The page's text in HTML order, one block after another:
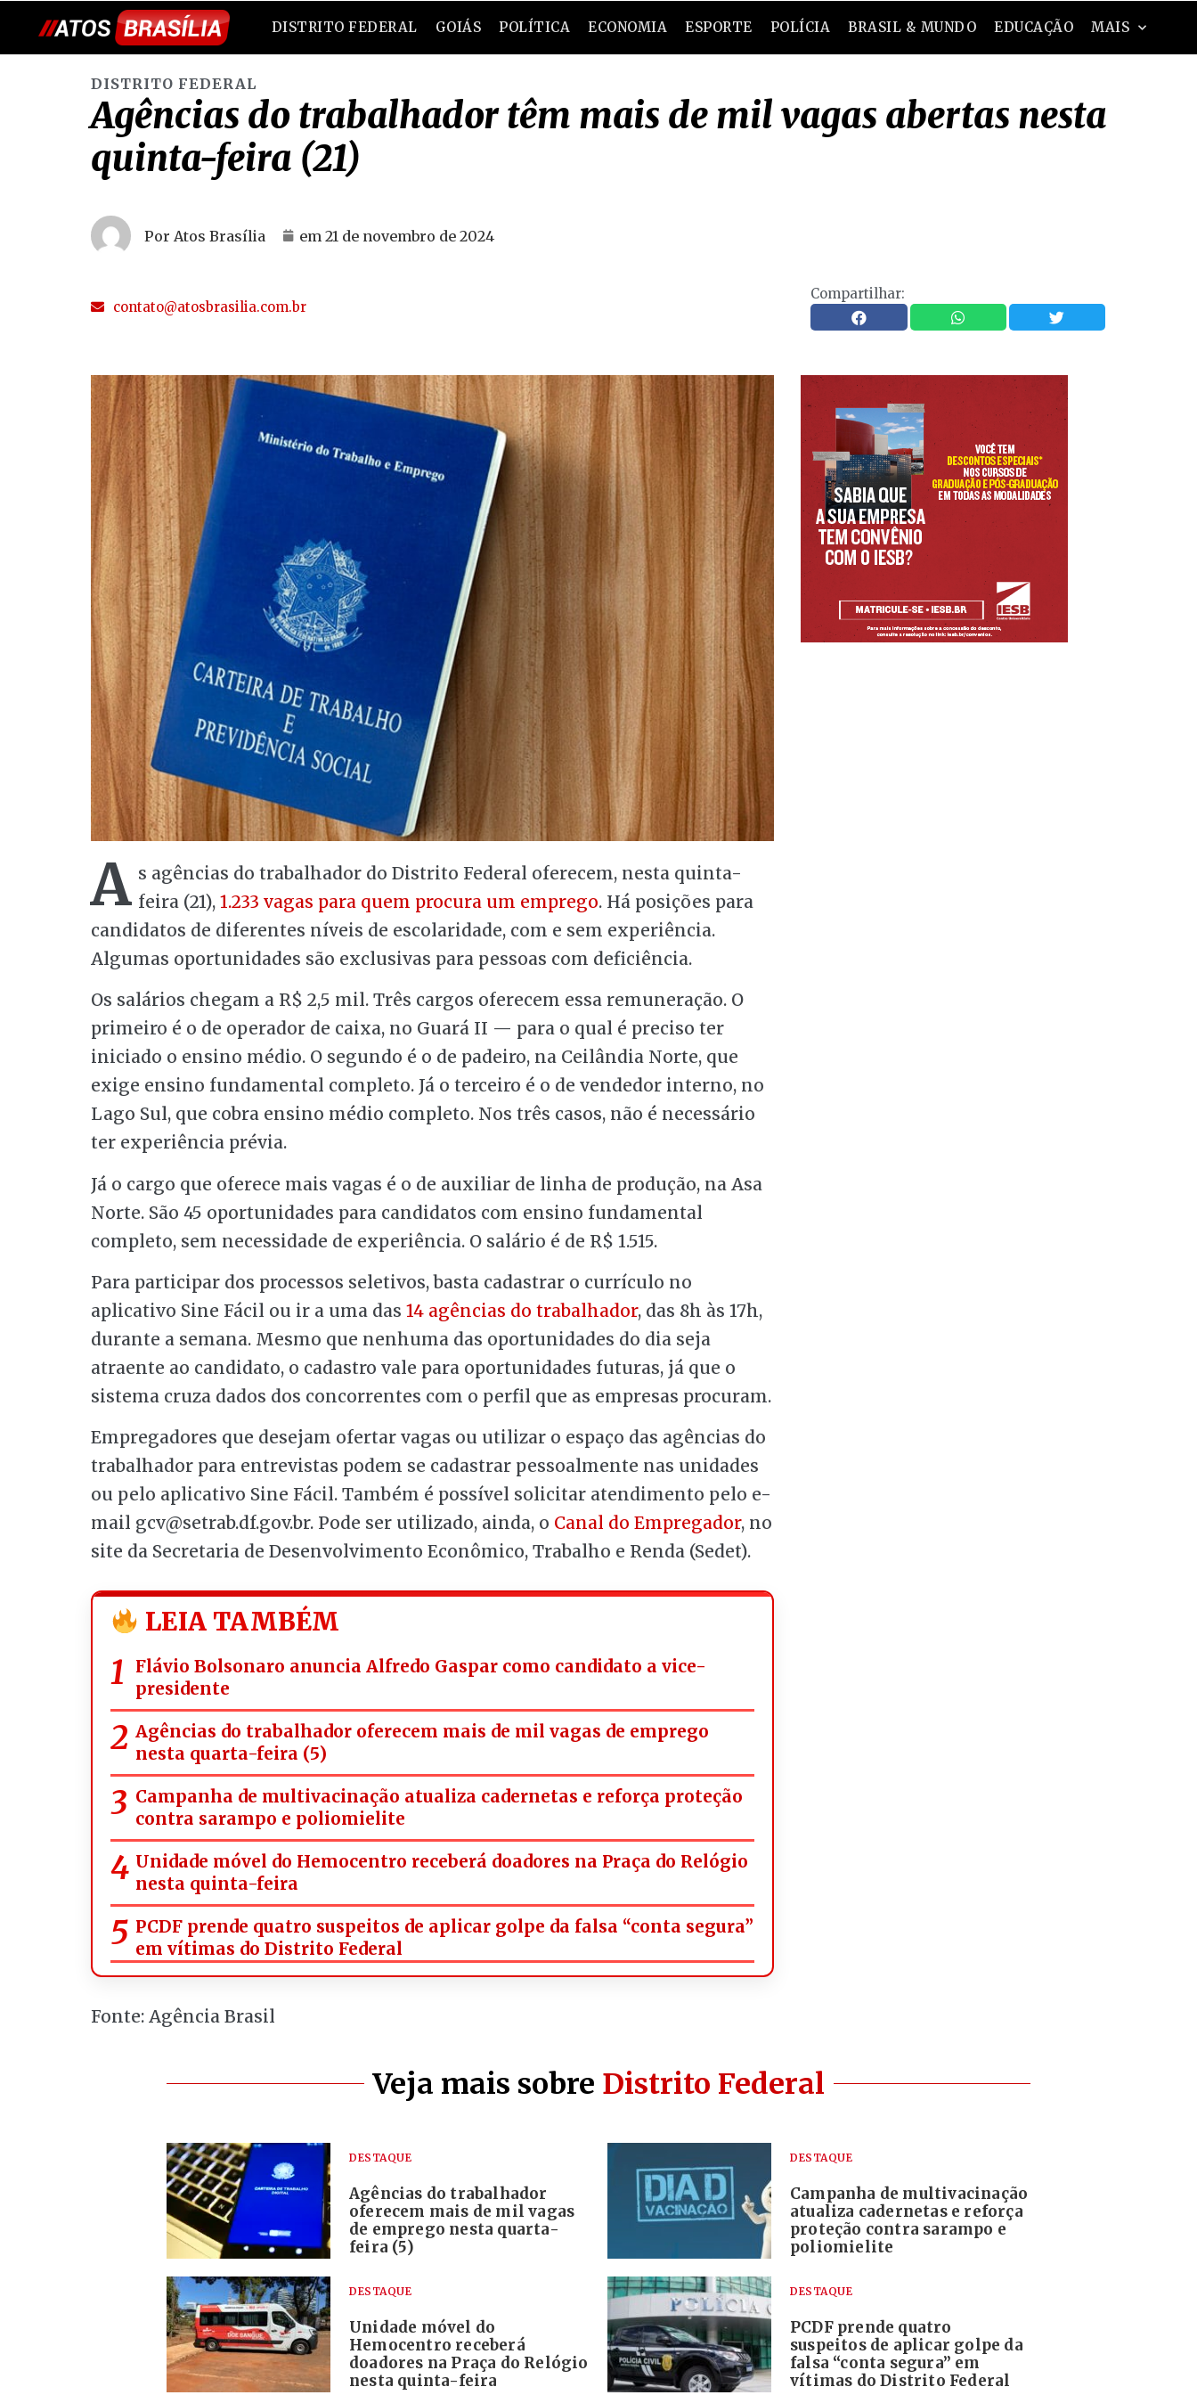
DISTRITO FEDERAL GOIÁS POLÍTICA ECONOMIA ESPORTE POLÍCIA BRASIL & MUNDO EDUCAÇÃO MAIS
DISTRITO FEDERAL
Agências do trabalhador têm mais de mil vagas abertas nesta
quinta-feira (21)
Por Atos Brasília em 21 de novembro de 2024
contato@atosbrasilia.com.br
Compartilhar:
A s agências do trabalhador do Distrito Federal oferecem, nesta quinta-
feira (21), 1.233 vagas para quem procura um emprego. Há posições para
candidatos de diferentes níveis de escolaridade, com e sem experiência.
Algumas oportunidades são exclusivas para pessoas com deficiência.
Os salários chegam a R$ 2,5 mil. Três cargos oferecem essa remuneração. O
primeiro é o de operador de caixa, no Guará II — para o qual é preciso ter
iniciado o ensino médio. O segundo é o de padeiro, na Ceilândia Norte, que
exige ensino fundamental completo. Já o terceiro é o de vendedor interno, no
Lago Sul, que cobra ensino médio completo. Nos três casos, não é necessário
ter experiência prévia.
Já o cargo que oferece mais vagas é o de auxiliar de linha de produção, na Asa
Norte. São 45 oportunidades para candidatos com ensino fundamental
completo, sem necessidade de experiência. O salário é de R$ 1.515.
Para participar dos processos seletivos, basta cadastrar o currículo no
aplicativo Sine Fácil ou ir a uma das 14 agências do trabalhador, das 8h às 17h,
durante a semana. Mesmo que nenhuma das oportunidades do dia seja
atraente ao candidato, o cadastro vale para oportunidades futuras, já que o
sistema cruza dados dos concorrentes com o perfil que as empresas procuram.
Empregadores que desejam ofertar vagas ou utilizar o espaço das agências do
trabalhador para entrevistas podem se cadastrar pessoalmente nas unidades
ou pelo aplicativo Sine Fácil. Também é possível solicitar atendimento pelo e-
mail gcv@setrab.df.gov.br. Pode ser utilizado, ainda, o Canal do Empregador, no
site da Secretaria de Desenvolvimento Econômico, Trabalho e Renda (Sedet).
LEIA TAMBÉM
Flávio Bolsonaro anuncia Alfredo Gaspar como candidato a vice-
presidente
Agências do trabalhador oferecem mais de mil vagas de emprego
nesta quarta-feira (5)
Campanha de multivacinação atualiza cadernetas e reforça proteção
contra sarampo e poliomielite
Unidade móvel do Hemocentro receberá doadores na Praça do Relógio
nesta quinta-feira
PCDF prende quatro suspeitos de aplicar golpe da falsa “conta segura”
em vítimas do Distrito Federal
Fonte: Agência Brasil
Veja mais sobre Distrito Federal
DESTAQUE
Agências do trabalhador
oferecem mais de mil vagas
de emprego nesta quarta-
feira (5)
DESTAQUE
Campanha de multivacinação
atualiza cadernetas e reforça
proteção contra sarampo e
poliomielite
DESTAQUE
Unidade móvel do
Hemocentro receberá
doadores na Praça do Relógio
nesta quinta-feira
DESTAQUE
PCDF prende quatro
suspeitos de aplicar golpe da
falsa “conta segura” em
vítimas do Distrito Federal